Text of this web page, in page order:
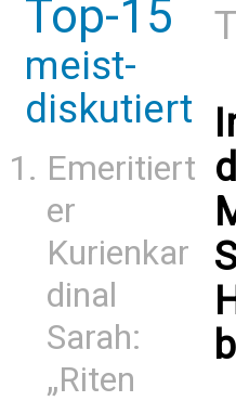
Top-15
meist-
diskutiert
Emeritiert
er
Kurienkar
dinal
Sarah:
„Riten